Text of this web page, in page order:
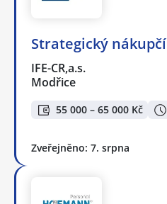
Strategický nákupčí
IFE-CR,a.s.
Modřice
55 000 – 65 000 Kč
Zveřejněno: 7. srpna